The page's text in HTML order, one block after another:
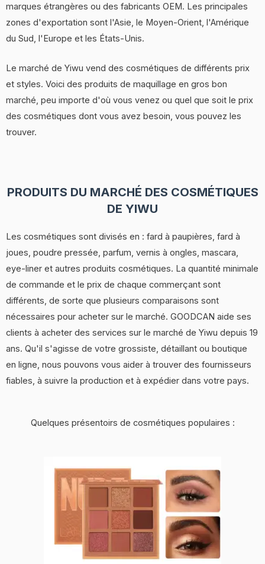
marques étrangères ou des fabricants OEM. Les principales
zones d'exportation sont l'Asie, le Moyen-Orient, l'Amérique
du Sud, l'Europe et les États-Unis.
Le marché de Yiwu vend des cosmétiques de différents prix
et styles. Voici des produits de maquillage en gros bon
marché, peu importe d'où vous venez ou quel que soit le prix
des cosmétiques dont vous avez besoin, vous pouvez les
trouver.
PRODUITS DU MARCHÉ DES COSMÉTIQUES
DE YIWU
Les cosmétiques sont divisés en : fard à paupières, fard à
joues, poudre pressée, parfum, vernis à ongles, mascara,
eye-liner et autres produits cosmétiques. La quantité minimale
de commande et le prix de chaque commerçant sont
différents, de sorte que plusieurs comparaisons sont
nécessaires pour acheter sur le marché. GOODCAN aide ses
clients à acheter des services sur le marché de Yiwu depuis 19
ans. Qu'il s'agisse de votre grossiste, détaillant ou boutique
en ligne, nous pouvons vous aider à trouver des fournisseurs
fiables, à suivre la production et à expédier dans votre pays.
Quelques présentoirs de cosmétiques populaires :